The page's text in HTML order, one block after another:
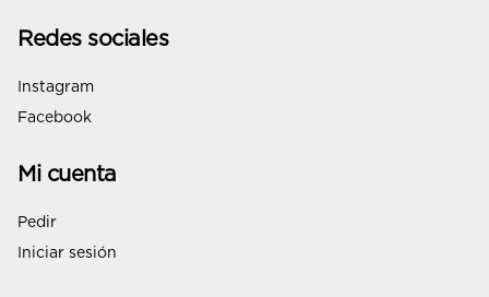
Redes sociales
Instagram
Facebook
Mi cuenta
Pedir
Iniciar sesión